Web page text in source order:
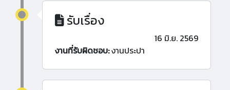
รับเรื่อง
16 มิ.ย. 2569
งานที่รับผิดชอบ:งานประปา